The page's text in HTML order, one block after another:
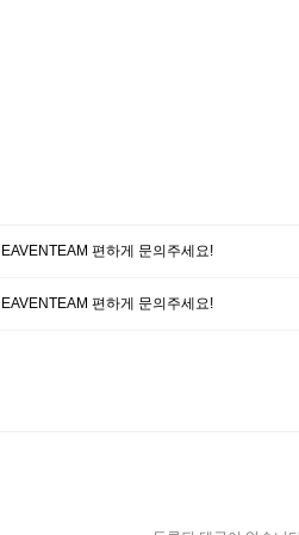
편하게 문의주세요!
편하게 문의주세요!